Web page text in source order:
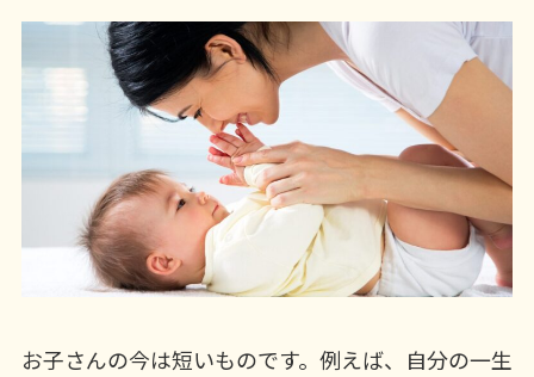
お子さんの今は短いものです。例えば、自分の一生